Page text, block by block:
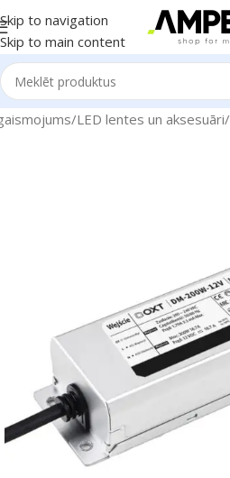
Skip to navigation
Skip to main content
/LED lentes un aksesuāri/